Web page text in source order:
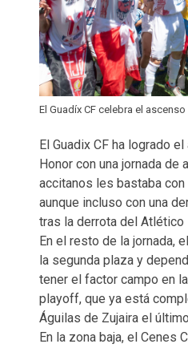
El Guadíx CF celebra el
El Guadix CF ha logrado
Honor con una jornada de
accitanos les bastaba con
aunque incluso con una
tras la derrota del Atlético
En el resto de la jornada,
la segunda plaza y
tener el factor campo en
playoff, que ya está
Águilas de Zujaira el
En la zona baja, el Cenes